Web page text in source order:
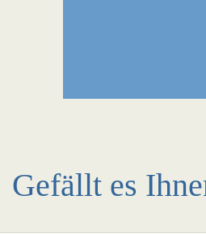
Gefällt es